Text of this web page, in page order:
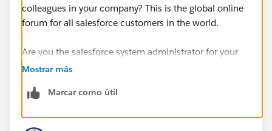
colleagues in your company? This is the global online
forum for all salesforce customers in the world.
Are you the salesforce system administrator for your
company?
Mostrar más
Marcar como útil